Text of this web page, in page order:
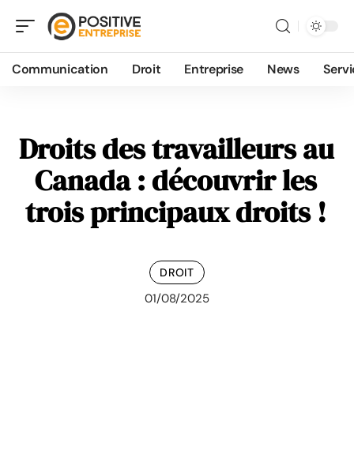
Communication Droit Entreprise News
Droits des travailleurs au
Canada : découvrir les
trois principaux droits !
DROIT
01/08/2025